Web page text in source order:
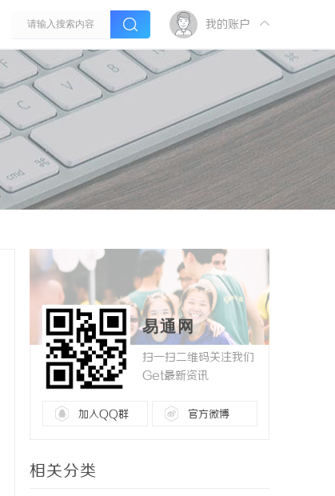
我的账户
易通网
扫一扫二维码关注我们
Get最新资讯
加入QQ群 官方微博
相关分类